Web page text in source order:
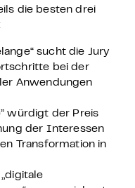
die besten drei
sucht die Jury
bei der
Anwendungen
würdigt der Preis
der Interessen
Transformation in